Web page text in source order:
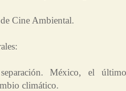
Cine Ambiental.
México, el
climático.